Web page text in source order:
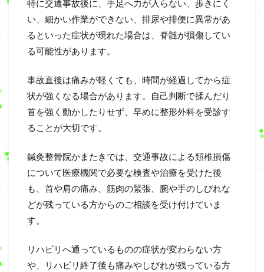
特に交通事故後に、手足へ力が入らない、歩きにく
い、細かい作業ができない、排尿や排便に異常があ
るといった症状が現れた場合は、脊髄が損傷してい
る可能性があります。
事故直後は痛みが軽くても、時間が経過してから症
状が強くなる場合があります。自己判断で揉んだり
首を強く動かしたりせず、早めに整形外科を受診す
ることが大切です。
鍼灸整骨院かまたきでは、交通事故による頚椎損傷
について医療機関で必要な検査や治療を受けた後
も、首や肩の痛み、筋肉の緊張、腕や手のしびれな
どが残っている方からのご相談を受け付けていま
す。
リハビリへ通っているものの症状が変わらない方
や、リハビリ終了後も痛みやしびれが残っている方